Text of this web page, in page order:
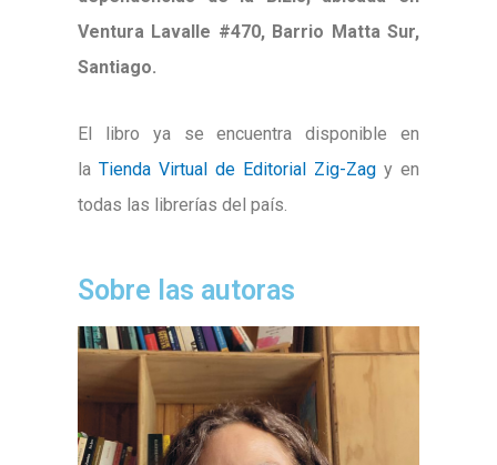
Ventura Lavalle #470, Barrio Matta Sur,
Santiago.
El libro ya se encuentra disponible en
la Tienda Virtual de Editorial Zig-Zag y en
todas las librerías del país.
Sobre las autoras